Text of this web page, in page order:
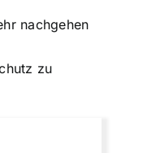
nachgehen
zu